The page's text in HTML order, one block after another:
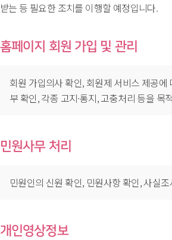
받는 등 필요한 조치를 이행할 예정입니다.
홈페이지 회원 가입 및 관리
회원 가입의사 확인, 회원제 서비스 제공
부 확인, 각종 고지·통지, 고충처리 등을 목
민원사무 처리
민원인의 신원 확인, 민원사항 확인, 사실
개인영상정보